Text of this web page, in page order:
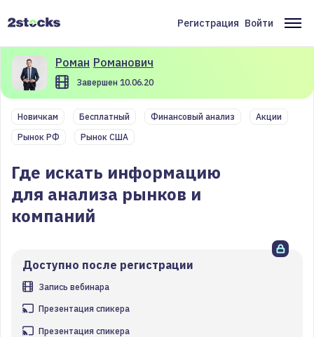
содержанию
Меню
пользователя
Регистрация Войти
Роман Романович
Завершен 10.06.20
Где искать информацию
для анализа рынков и
компаний
Доступно после регистрации
Запись вебинара
Презентация спикера
Презентация спикера
Новичкам Бесплатный Финансовый анализ
Акции
Рынок РФ
Рынок США